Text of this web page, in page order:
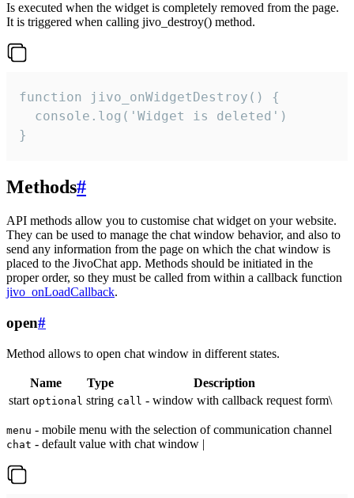
Is executed when the widget is completely removed from the page.
It is triggered when calling jivo_destroy() method.
function jivo_onWidgetDestroy() {
  console.log('Widget is deleted')
}
Methods#
API methods allow you to customise chat widget on your website.
They can be used to manage the chat window behavior, and also to
send any information from the page on which the chat window is
placed to the JivoChat app. Methods should be initiated in the
proper order, so they must be called from within a callback function
jivo_onLoadCallback.
open#
Method allows to open chat window in different states.
Name Type
Description
start optional string call - window with callback request form\
menu - mobile menu with the selection of communication channel
chat - default value with chat window |